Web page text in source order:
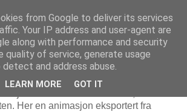
Her en animasjon eksportert fra
from Google to deliver its services
Your IP address and user-agent are
along with performance and security
quality of service, generate usage
and address abuse.
LEARN MORE GOT IT